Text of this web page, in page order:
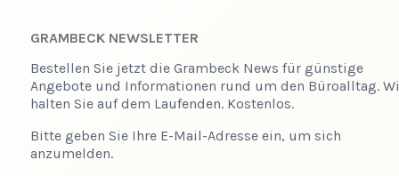
GRAMBECK NEWSLETTER
Bestellen Sie jetzt die Grambeck News für günstige
Angebote und Informationen rund um den Büroalltag.
halten Sie auf dem Laufenden. Kostenlos.
Bitte geben Sie Ihre E-Mail-Adresse ein, um sich
anzumelden.